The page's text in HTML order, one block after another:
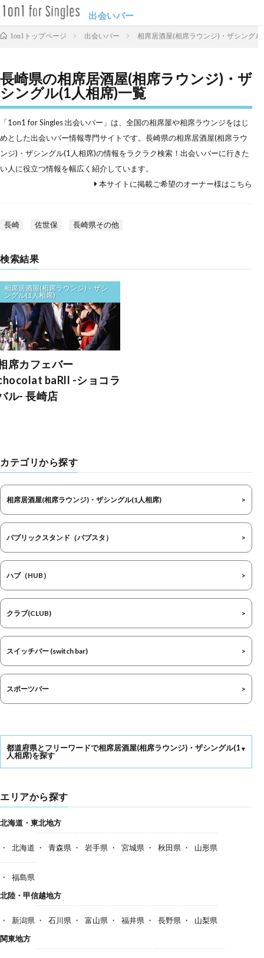
出会いバー
1on1トップページ 出会いバー 相席居酒屋(相席ラウンジ)・ザシング
長崎県の相席居酒屋(相席ラウンジ)・ザ
シングル(1人相席)一覧
「1on1 for Singles 出会いバー」は、全国の相席屋や相席ラウンジをはじ
めとした出会いバー情報専門サイトです。長崎県の相席居酒屋(相席ラウ
ンジ)・ザシングル(1人相席)の情報をラクラク検索！出会いバーに行きた
い人に役立つ情報を幅広く紹介しています。
本サイトに掲載ご希望のオーナー様はこちら
長崎 佐世保 長崎県その他
検索結果
相席居酒屋(相席ラウンジ)・ザシ
ングル(1人相席)
席カフェバー
baRll -ショコラ
ル- 長崎店
カテゴリから探す
相席居酒屋(相席ラウンジ)・ザシングル(1人相席)
パブリックスタンド（パブスタ）
ハブ（HUB）
クラブ(CLUB)
スイッチバー (switch bar)
スポーツバー
都道府県とフリーワードで相席居酒屋(相席ラウンジ)・ザシングル(1
人相席)を探す
エリアから探す
北海道・東北地方
北海道 青森県 岩手県 宮城県 秋田県 山形県
福島県
北陸・甲信越地方
新潟県 石川県 富山県 福井県 長野県
山梨県
関東地方